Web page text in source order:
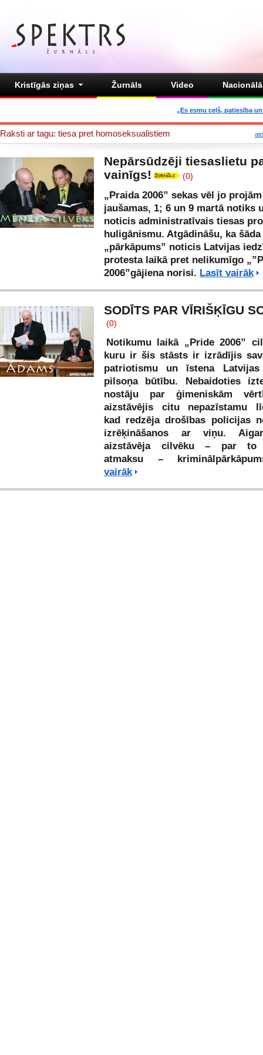
Kristīgās ziņas Žurnāls Video
„Es esmu ceļš, patiesība
Raksti ar tagu: tiesa pret homoseksualistiem
Nepārsūdzēji tiesaslietu
vainīgs!
(0)
„Praida 2006” sekas vēl jo
jaušamas, 1; 6 un 9 martā notiks
noticis administratīvais tiesas
huligānismu. Atgādināšu, ka šāda
„pārkāpums” noticis Latvijas
protesta laikā pret nelikumīgo
2006”gājiena norisi. Lasīt vairāk
SODĪTS PAR VĪRIŠĶĪGU
(0)
Notikumu laikā „Pride 2006”
kuru ir šis stāsts ir izrādījis
patriotismu un īstena
pilsoņa būtību. Nebaidoties
nostāju par ģimeniskām
aizstāvējis citu nepazīstamu
kad redzēja drošības policijas
izrēķināšanos ar viņu.
aizstāvēja cilvēku – par to
atmaksu –
vairāk